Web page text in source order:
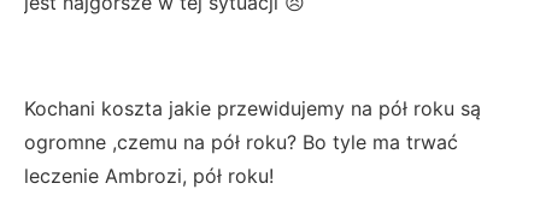
Kochani koszta jakie przewidujemy na pół roku są
ogromne ,czemu na pół roku? Bo tyle ma trwać
leczenie Ambrozi, pół roku!